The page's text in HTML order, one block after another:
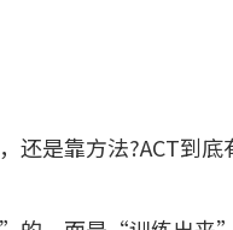
还是靠方法?ACT到